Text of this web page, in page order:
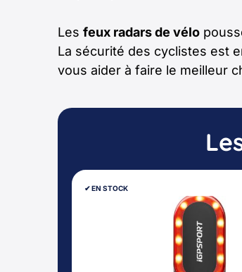
Les feux radars de vélo
La sécurité des cyclistes est
vous aider à faire le meilleur
✔︎ EN STOCK